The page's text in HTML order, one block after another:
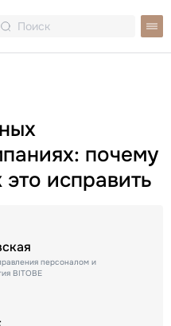
почему
исправить
персоналом и
BITOBE